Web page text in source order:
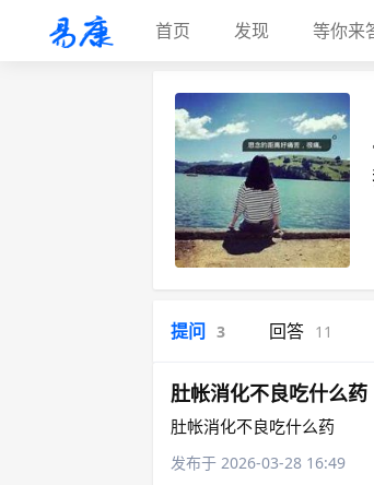
首页 发现 等你来
提问 3 回答 11
肚帐消化不良吃什么药
肚帐消化不良吃什么药
发布于 2026-03-28 16:49